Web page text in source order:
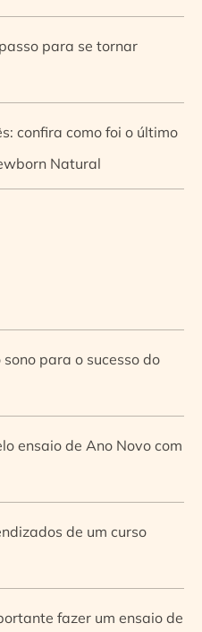
para se tornar
confira como foi o último
Natural
para o sucesso do
ensaio de Ano Novo com
de um curso
fazer um ensaio de